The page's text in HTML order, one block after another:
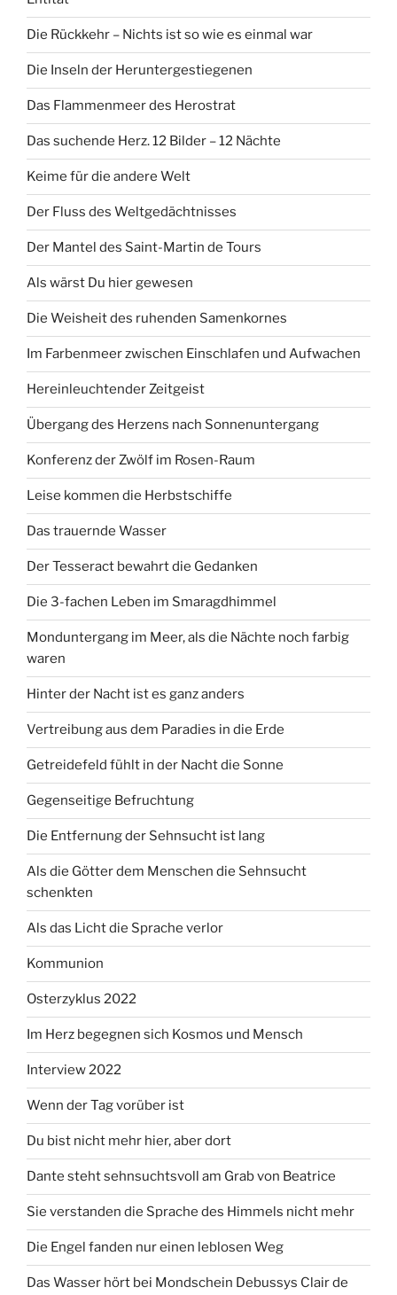
Die Rückkehr – Nichts ist so wie es einmal war
Die Inseln der Heruntergestiegenen
Das Flammenmeer des Herostrat
Das suchende Herz. 12 Bilder – 12 Nächte
Keime für die andere Welt
Der Fluss des Weltgedächtnisses
Der Mantel des Saint-Martin de Tours
Als wärst Du hier gewesen
Die Weisheit des ruhenden Samenkornes
Im Farbenmeer zwischen Einschlafen und Aufwachen
Hereinleuchtender Zeitgeist
Übergang des Herzens nach Sonnenuntergang
Konferenz der Zwölf im Rosen-Raum
Leise kommen die Herbstschiffe
Das trauernde Wasser
Der Tesseract bewahrt die Gedanken
Die 3-fachen Leben im Smaragdhimmel
Monduntergang im Meer, als die Nächte noch farbig
waren
Hinter der Nacht ist es ganz anders
Vertreibung aus dem Paradies in die Erde
Getreidefeld fühlt in der Nacht die Sonne
Gegenseitige Befruchtung
Die Entfernung der Sehnsucht ist lang
Als die Götter dem Menschen die Sehnsucht
schenkten
Als das Licht die Sprache verlor
Kommunion
Osterzyklus 2022
Im Herz begegnen sich Kosmos und Mensch
Interview 2022
Wenn der Tag vorüber ist
Du bist nicht mehr hier, aber dort
Dante steht sehnsuchtsvoll am Grab von Beatrice
Sie verstanden die Sprache des Himmels nicht mehr
Die Engel fanden nur einen leblosen Weg
Das Wasser hört bei Mondschein Debussys Clair de